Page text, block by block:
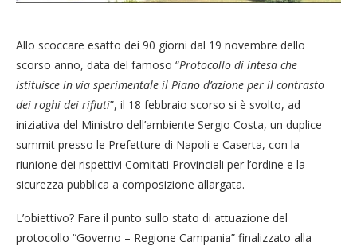
Allo scoccare esatto dei 90 giorni dal 19 novembre dello
scorso anno, data del famoso “Protocollo di intesa che
istituisce in via sperimentale il Piano d’azione per il contrasto
dei roghi dei rifiuti”, il 18 febbraio scorso si è svolto, ad
iniziativa del Ministro dell’ambiente Sergio Costa, un duplice
summit presso le Prefetture di Napoli e Caserta, con la
riunione dei rispettivi Comitati Provinciali per l’ordine e la
sicurezza pubblica a composizione allargata.
L’obiettivo? Fare il punto sullo stato di attuazione del
protocollo “Governo – Regione Campania” finalizzato alla